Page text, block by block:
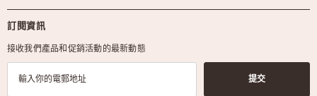
訂閱資訊
接收我們產品和促銷活動的最新動態
提交